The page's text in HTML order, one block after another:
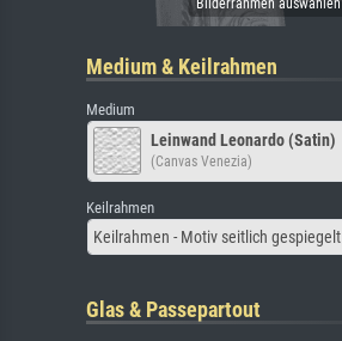
Medium & Keilrahmen
Medium
Leinwand Leonardo (Satin)
(Canvas Venezia)
Keilrahmen
Keilrahmen - Motiv seitlich gespiegelt
Glas & Passepartout